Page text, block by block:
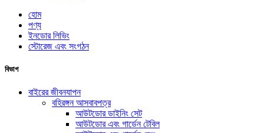
হোম
পণ্য
ইনডোর লিভিং
স্টোরেজ এবং সংগঠন
বিভাগ
বাইরের জীবনযাপন
বহিরঙ্গন আসবাবপত্র
আউটডোর ডাইনিং সেট
আউটডোর এবং গার্ডেন টেবিল